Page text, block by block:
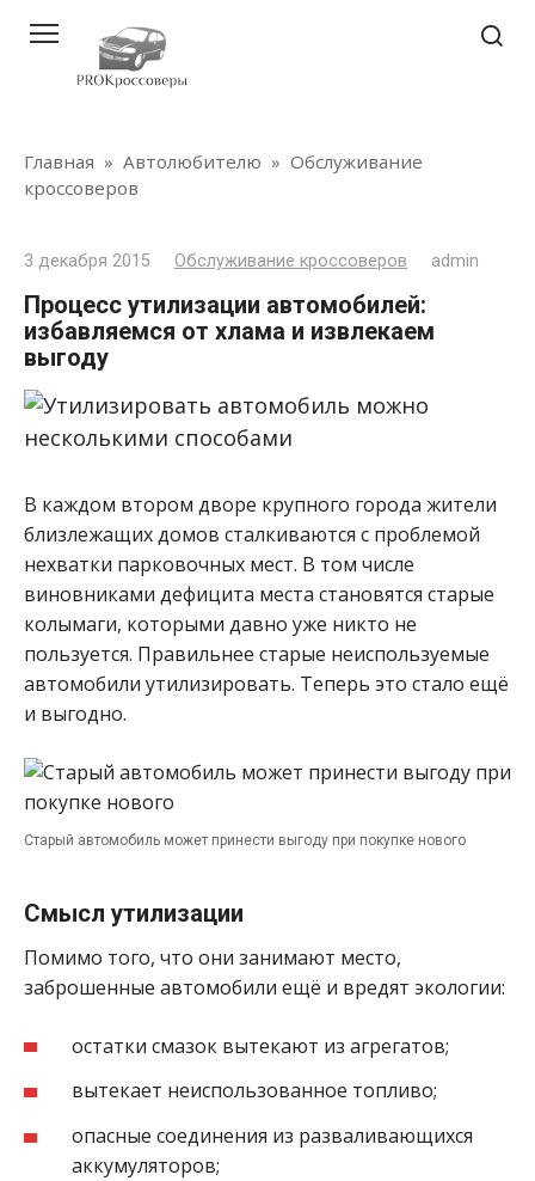
контенту
Главная » Автолюбителю » Обслуживание
кроссоверов
3 декабря 2015 Обслуживание кроссоверов admin
Процесс утилизации автомобилей:
избавляемся от хлама и извлекаем
выгоду
В каждом втором дворе крупного города жители
близлежащих домов сталкиваются с проблемой
нехватки парковочных мест. В том числе
виновниками дефицита места становятся старые
колымаги, которыми давно уже никто не
пользуется. Правильнее старые неиспользуемые
автомобили утилизировать. Теперь это стало ещё
и выгодно.
Старый автомобиль может принести выгоду при покупке нового
Смысл утилизации
Помимо того, что они занимают место,
заброшенные автомобили ещё и вредят экологии:
остатки смазок вытекают из агрегатов;
вытекает неиспользованное топливо;
опасные соединения из разваливающихся
аккумуляторов;